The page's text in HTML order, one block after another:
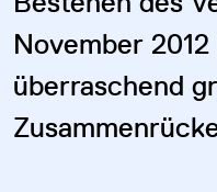
November
überraschend